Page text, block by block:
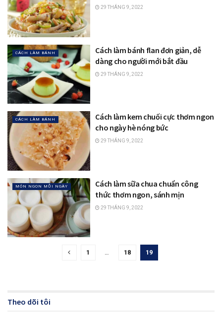
29 THÁNG 9, 2022
CÁCH LÀM BÁNH
Cách làm bánh flan đơn giản, dễ
dàng cho người mới bắt đầu
29 THÁNG 9, 2022
CÁCH LÀM BÁNH
Cách làm kem chuối cực thơm ngon
cho ngày hè nóng bức
29 THÁNG 9, 2022
MÓN NGON MỖI NGÀY
Cách làm sữa chua chuẩn công
thức thơm ngon, sánh mịn
29 THÁNG 9, 2022
1 … 18 19
Theo dõi tôi